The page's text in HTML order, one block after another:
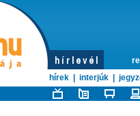
hírek
interjúk